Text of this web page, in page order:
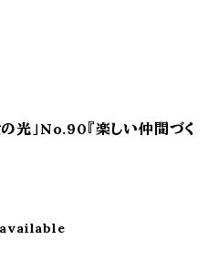
光」No.90『楽しい仲間づく